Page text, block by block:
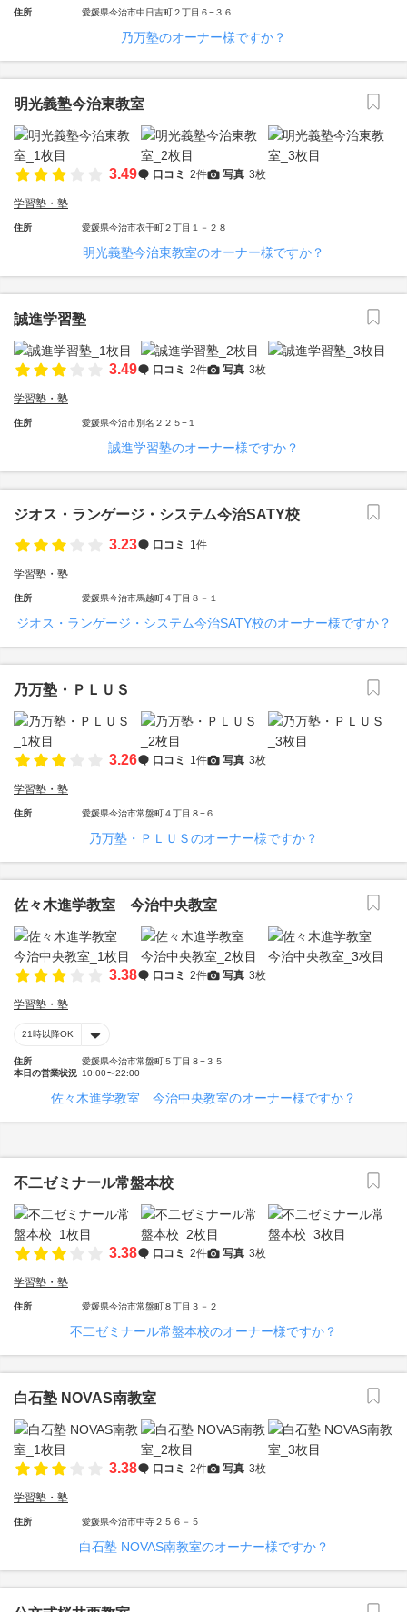
住所 愛媛県今治市中日吉町２丁目６−３６
乃万塾のオーナー様ですか？
明光義塾今治東教室
3.49 口コミ 2件 写真 3枚
学習塾・塾
住所 愛媛県今治市衣干町２丁目１－２８
明光義塾今治東教室のオーナー様ですか？
誠進学習塾
3.49 口コミ 2件 写真 3枚
学習塾・塾
住所 愛媛県今治市別名２２５−１
誠進学習塾のオーナー様ですか？
ジオス・ランゲージ・システム今治SATY校
3.23
口コミ 1件
学習塾・塾
住所 愛媛県今治市馬越町４丁目８－１
ジオス・ランゲージ・システム今治SATY校のオーナー様ですか？
乃万塾・ＰＬＵＳ
3.26 口コミ 1件 写真 3枚
学習塾・塾
住所 愛媛県今治市常盤町４丁目８−６
乃万塾・ＰＬＵＳのオーナー様ですか？
佐々木進学教室 今治中央教室
3.38 口コミ 2件 写真 3枚
学習塾・塾
21時以降OK
住所
愛媛県今治市常盤町５丁目８−３５
本日の営業状況 10:00〜22:00
佐々木進学教室 今治中央教室のオーナー様ですか？
不二ゼミナール常盤本校
3.38 口コミ 2件 写真 3枚
学習塾・塾
住所 愛媛県今治市常盤町８丁目３－２
不二ゼミナール常盤本校のオーナー様ですか？
白石塾 NOVAS南教室
3.38 口コミ 2件 写真 3枚
学習塾・塾
住所 愛媛県今治市中寺２５６－５
白石塾 NOVAS南教室のオーナー様ですか？